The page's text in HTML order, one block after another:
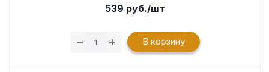
539 руб./шт
В корзину